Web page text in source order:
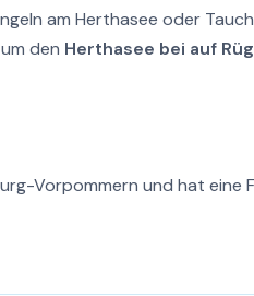
am Herthasee oder
den Herthasee bei auf
Vorpommern und hat eine